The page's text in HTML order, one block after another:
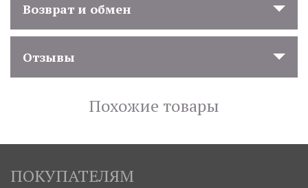
Возврат и обмен
Отзывы
Похожие товары
ПОКУПАТЕЛЯМ